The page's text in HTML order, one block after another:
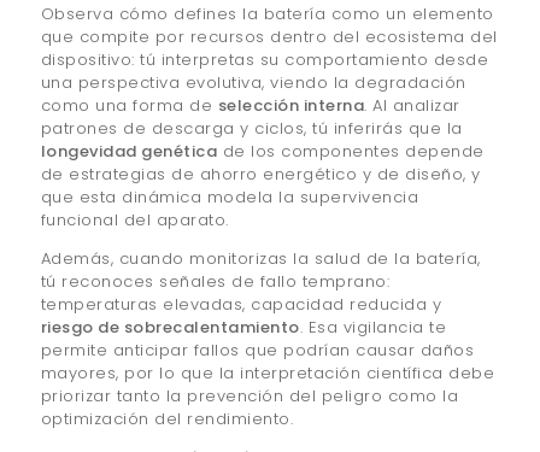
Observa cómo defines la batería como un elemento
que compite por recursos dentro del ecosistema del
dispositivo: tú interpretas su comportamiento desde
una perspectiva evolutiva, viendo la degradación
como una forma de selección interna. Al analizar
patrones de descarga y ciclos, tú inferirás que la
longevidad genética de los componentes depende
de estrategias de ahorro energético y de diseño, y
que esta dinámica modela la supervivencia
funcional del aparato.
Además, cuando monitorizas la salud de la batería,
tú reconoces señales de fallo temprano:
temperaturas elevadas, capacidad reducida y
riesgo de sobrecalentamiento. Esa vigilancia te
permite anticipar fallos que podrían causar daños
mayores, por lo que la interpretación científica debe
priorizar tanto la prevención del peligro como la
optimización del rendimiento.